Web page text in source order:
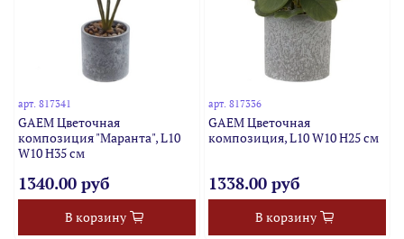
арт.817341
GAEM Цветочная
композиция "Маранта", L10
W10 H35 см
1340.00 руб
В корзину
арт. 817336
GAEM Цветочная
композиция, L10 W10 H25 см
1338.00 руб
В корзину